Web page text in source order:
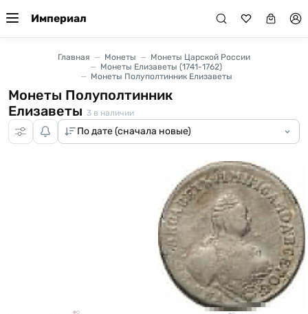
Империал
Главная Монеты
Монеты Царской России
Монеты Елизаветы (1741-1762)
Монеты Полуполтинник Елизаветы
Монеты Полуполтинник
Елизаветы 3 в наличии